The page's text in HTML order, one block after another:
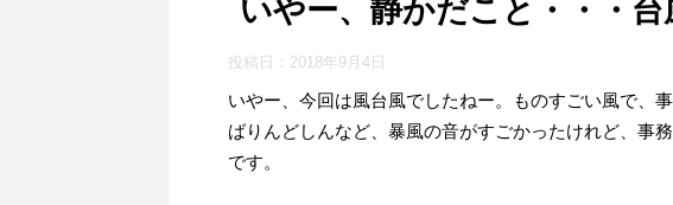
いやー、静かだこと・・・台
投稿日： 2018年9月4日
いやー、今回は風台風でしたねー。ものすごい風で、
ばりんどしんなど、暴風の音がすごかったけれど、事
です。